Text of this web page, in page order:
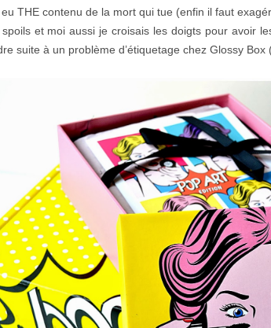
THE contenu de la mort qui tue (enfin il faut
et moi aussi je croisais les doigts pour avoir
suite à un problème d’étiquetage chez Glossy